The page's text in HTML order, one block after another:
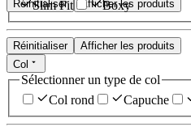
Réinitialiser Afficher les produits
Slim Fit Boxy
Réinitialiser
Afficher les produits
Col
Sélectionner un type de col
Col rond
Capuche